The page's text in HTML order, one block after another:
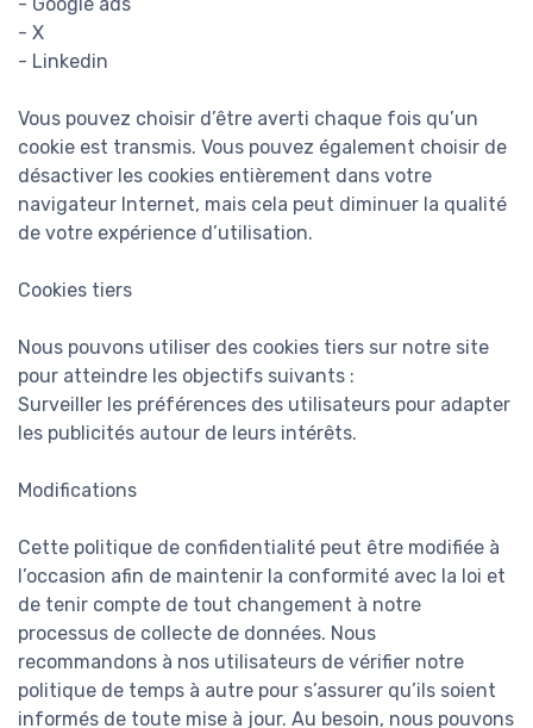
- Google ads
- X
- Linkedin
Vous pouvez choisir d’être averti chaque fois qu’un
cookie est transmis. Vous pouvez également choisir de
désactiver les cookies entièrement dans votre
navigateur Internet, mais cela peut diminuer la qualité
de votre expérience d’utilisation.
Cookies tiers
Nous pouvons utiliser des cookies tiers sur notre site
pour atteindre les objectifs suivants :
Surveiller les préférences des utilisateurs pour adapter
les publicités autour de leurs intérêts.
Modifications
Cette politique de confidentialité peut être modifiée à
l’occasion afin de maintenir la conformité avec la loi et
de tenir compte de tout changement à notre
processus de collecte de données. Nous
recommandons à nos utilisateurs de vérifier notre
politique de temps à autre pour s’assurer qu’ils soient
informés de toute mise à jour. Au besoin, nous pouvons